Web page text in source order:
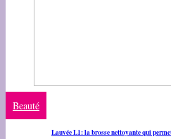
Beauté
Lauvée L1: la brosse nettoyante qui